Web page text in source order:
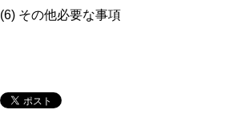
(6) その他必要な事項